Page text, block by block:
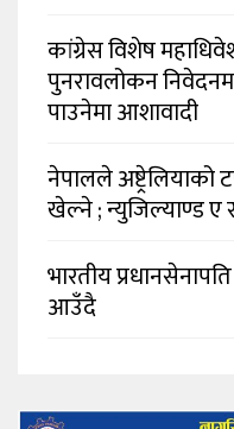
कांग्रेस विशेष
पुनरावलोकन
पाउनेमा आशावादी
नेपालले अष्ट्रेलियाको
खेल्ने ; न्युजिल्याण्ड
भारतीय
आउँदै